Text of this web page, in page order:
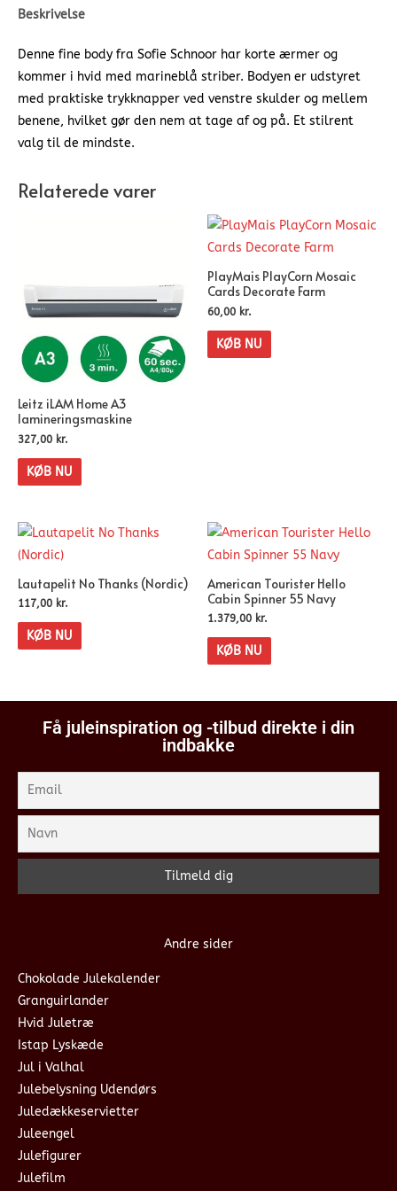
Beskrivelse
Denne fine body fra Sofie Schnoor har korte ærmer og
kommer i hvid med marineblå striber. Bodyen er udstyret
med praktiske trykknapper ved venstre skulder og mellem
benene, hvilket gør den nem at tage af og på. Et stilrent
valg til de mindste.
Relaterede varer
Leitz iLAM Home A3
lamineringsmaskine
327,00 kr.
KØB NU
PlayMais PlayCorn Mosaic
Cards Decorate Farm
60,00 kr.
KØB NU
Lautapelit No Thanks (Nordic)
117,00 kr.
KØB NU
American Tourister Hello
Cabin Spinner 55 Navy
1.379,00 kr.
KØB NU
Få juleinspiration og -tilbud direkte i din
indbakke
Andre sider
Chokolade Julekalender
Granguirlander
Hvid Juletræ
Istap Lyskæde
Jul i Valhal
Julebelysning Udendørs
Juledækkeservietter
Juleengel
Julefigurer
Julefilm